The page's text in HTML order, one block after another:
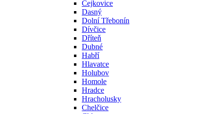
Čejkovice
Dasný
Dolní Třebonín
Dívčice
Dříteň
Dubné
Habří
Hlavatce
Holubov
Homole
Hradce
Hracholusky
Chelčice